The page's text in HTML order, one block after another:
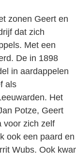
zonen Geert en
dat zich
Met een
De in 1898
in aardappelen
als
Het
Potze, Geert
voor zich zelf
ook een paard en
Wubs. Ook